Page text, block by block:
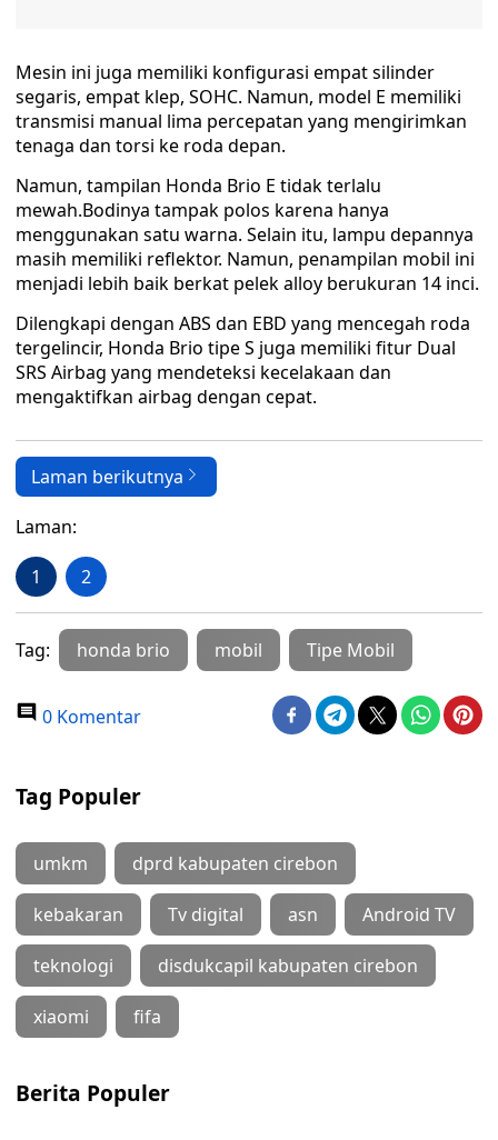
Mesin ini juga memiliki konfigurasi empat silinder
segaris, empat klep, SOHC. Namun, model E memiliki
transmisi manual lima percepatan yang mengirimkan
tenaga dan torsi ke roda depan.
Namun, tampilan Honda Brio E tidak terlalu
mewah.Bodinya tampak polos karena hanya
menggunakan satu warna. Selain itu, lampu depannya
masih memiliki reflektor. Namun, penampilan mobil ini
menjadi lebih baik berkat pelek alloy berukuran 14 inci.
Dilengkapi dengan ABS dan EBD yang mencegah roda
tergelincir, Honda Brio tipe S juga memiliki fitur Dual
SRS Airbag yang mendeteksi kecelakaan dan
mengaktifkan airbag dengan cepat.
Laman berikutnya
Laman:
1 2
Tag: honda brio mobil Tipe Mobil
0 Komentar
Tag Populer
umkm dprd kabupaten cirebon
kebakaran Tv digital asn Android TV
teknologi disdukcapil kabupaten cirebon
xiaomi fifa
Berita Populer